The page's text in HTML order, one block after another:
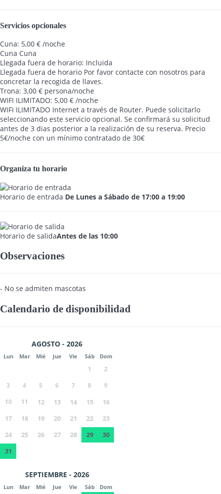
Servicios opcionales
Cuna: 5,00 € /noche
Cuna Cuna
Llegada fuera de horario: Incluida
Llegada fuera de horario Por favor contacte con nosotros para
concretar la recogida de llaves.
Trona: 3,00 € persona/noche
WIFI ILIMITADO: 5,00 € /noche
WIFI ILIMITADO Internet a través de Router. Puede solicitarlo
seleccionando este servicio opcional. Se confirmará su solicitud
antes de 3 dias posterior a la realización de su reserva. Precio
5€/noche con un mínimo contratado de 30€
Organiza tu horario
Horario de entrada De Lunes a Sábado de 17:00 a 19:00
Horario de salidaAntes de las 10:00
Observaciones
- No se admiten mascotas
Calendario de disponibilidad
AGOSTO - 2026
Lun Mar Mié Jue Vie Sáb Dom
1
2
3
4 5 6 7 8
9
10
11 12 13 14 15
16
17
18 19 20 21 22
23
24
25 26 27 28 29
30
31
SEPTIEMBRE - 2026
Lun Mar Mié Jue Vie Sáb Dom